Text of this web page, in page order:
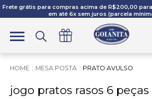
Frete grátis para compras acima de R$200,00
em até 6x sem juros (parcela
MESA POSTA PRATO AVULSO
jogo pratos rasos 6